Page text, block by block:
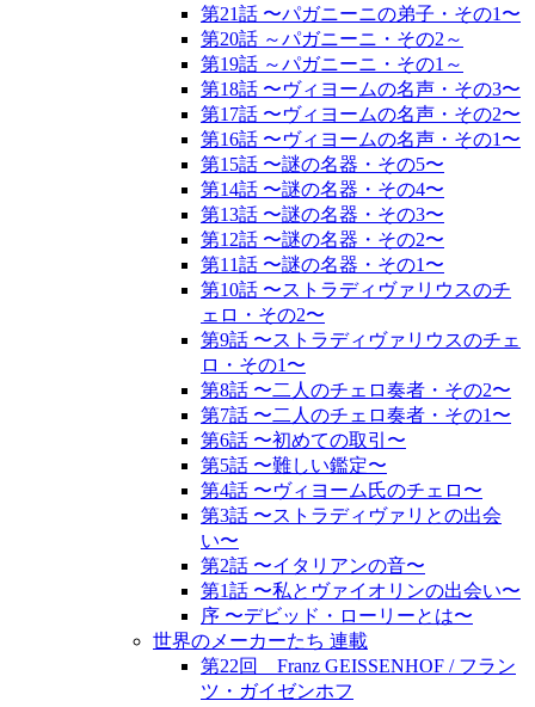
第21話 〜パガニーニの弟子・その1〜
第20話 ～パガニーニ・その2～
第19話 ～パガニーニ・その1～
第18話 〜ヴィヨームの名声・その3〜
第17話 〜ヴィヨームの名声・その2〜
第16話 〜ヴィヨームの名声・その1〜
第15話 〜謎の名器・その5〜
第14話 〜謎の名器・その4〜
第13話 〜謎の名器・その3〜
第12話 〜謎の名器・その2〜
第11話 〜謎の名器・その1〜
第10話 〜ストラディヴァリウスのチ
ェロ・その2〜
第9話 〜ストラディヴァリウスのチェ
ロ・その1〜
第8話 〜二人のチェロ奏者・その2〜
第7話 〜二人のチェロ奏者・その1〜
第6話 〜初めての取引〜
第5話 〜難しい鑑定〜
第4話 〜ヴィヨーム氏のチェロ〜
第3話 〜ストラディヴァリとの出会
い〜
第2話 〜イタリアンの音〜
第1話 〜私とヴァイオリンの出会い〜
序 〜デビッド・ローリーとは〜
世界のメーカーたち 連載
第22回 Franz GEISSENHOF / フラン
ツ・ガイゼンホフ